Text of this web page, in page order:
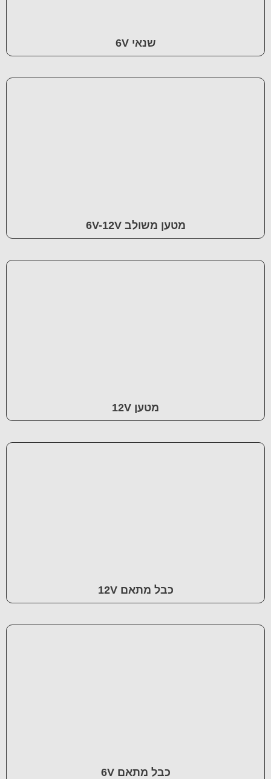
שנאי 6V
מטען משולב 6V-12V
מטען 12V
כבל מתאם 12V
כבל מתאם 6V